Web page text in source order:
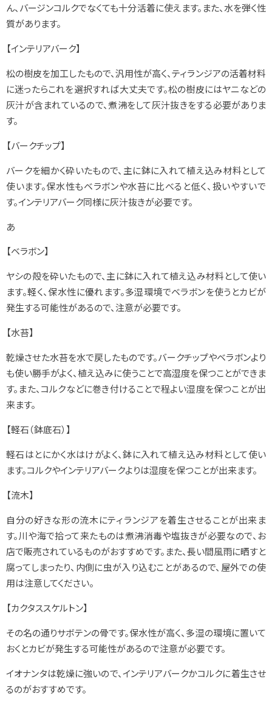
ん、バージンコルクでなくても十分活着に使えます。また、水を弾く性
質があります。
【インテリアバーク】
松の樹皮を加工したもので、汎用性が高く、ティランジアの活着材料
に迷ったらこれを選択すれば大丈夫です。松の樹皮にはヤニなどの
灰汁が含まれているので、煮沸をして灰汁抜きをする必要がありま
す。
【バークチップ】
バークを細かく砕いたもので、主に鉢に入れて植え込み材料として
使います。保水性もベラボンや水苔に比べると低く、扱いやすいで
す。インテリアバーク同様に灰汁抜きが必要です。
あ
【ベラボン】
ヤシの殻を砕いたもので、主に鉢に入れて植え込み材料として使い
ます。軽く、保水性に優れます。多湿環境でベラボンを使うとカビが
発生する可能性があるので、注意が必要です。
【水苔】
乾燥させた水苔を水で戻したものです。バークチップやベラボンより
も使い勝手がよく、植え込みに使うことで高湿度を保つことができま
す。また、コルクなどに巻き付けることで程よい湿度を保つことが出
来ます。
【軽石（鉢底石）】
軽石はとにかく水はけがよく、鉢に入れて植え込み材料として使い
ます。コルクやインテリアバークよりは湿度を保つことが出来ます。
【流木】
自分の好きな形の流木にティランジアを着生させることが出来ま
す。川や海で拾って来たものは煮沸消毒や塩抜きが必要なので、お
店で販売されているものがおすすめです。また、長い間風雨に晒すと
腐ってしまったり、内側に虫が入り込むことがあるので、屋外での使
用は注意してください。
【カクタススケルトン】
その名の通りサボテンの骨です。保水性が高く、多湿の環境に置いて
おくとカビが発生する可能性があるので注意が必要です。
イオナンタは乾燥に強いので、インテリアバークかコルクに着生させ
るのがおすすめです。